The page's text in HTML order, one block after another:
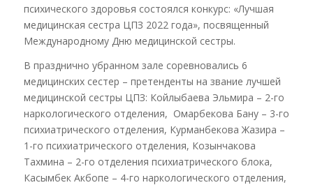
психического здоровья состоялся конкурс: «Лучшая
медицинская сестра ЦПЗ 2022 года», посвященный
Международному Дню медицинской сестры.
В празднично убранном зале соревновались 6
медицинских сестер – претенденты на звание лучшей
медицинской сестры ЦПЗ: Койлыбаева Эльмира – 2-го
наркологического отделения, Омарбекова Бану – 3-го
психиатрического отделения, Курманбекова Жазира –
1-го психиатрического отделения, Козынчакова
Тахмина – 2-го отделения психиатрического блока,
Касымбек Акбопе – 4-го наркологического отделения,